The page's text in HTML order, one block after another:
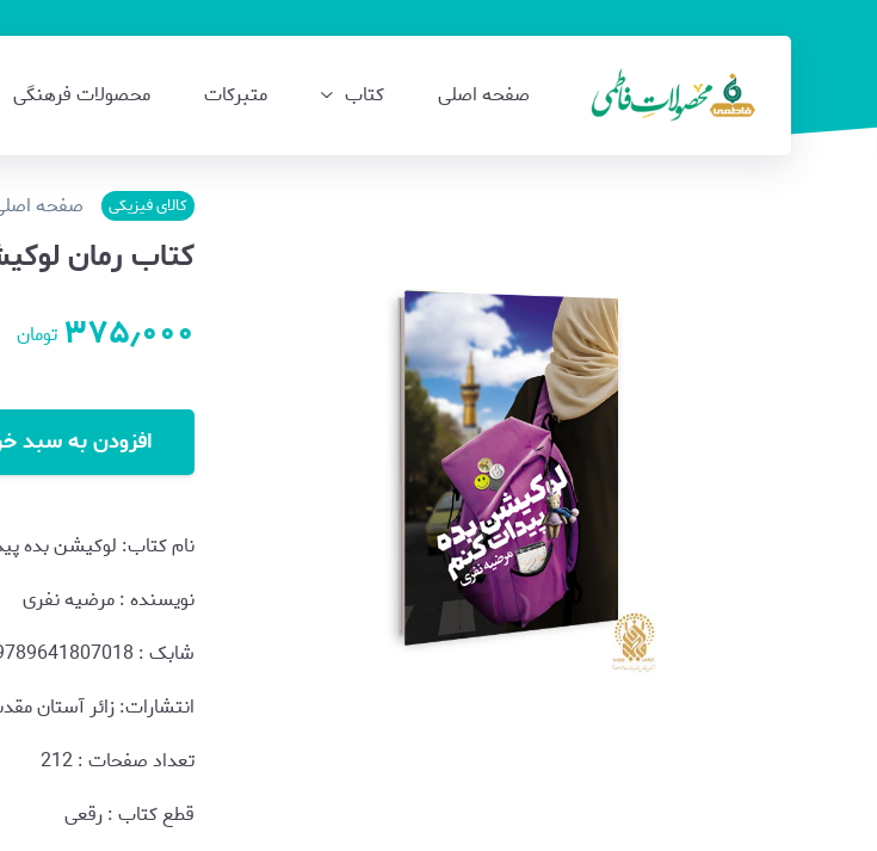
صفحه اصلی کتاب متبرکات محصولات فرهنگی
کالای فیزیکی صفحه
کتاب رمان
۳۷۵٫۰۰۰ تومان
افزودن به سبد
نام کتاب: لوکیشن بده
نويسنده : مرضیه نفری
شابک : 9789641807018
انتشارات: زائر آستان
تعداد صفحات : 212
قطع کتاب : رقعی